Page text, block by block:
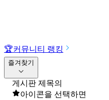
🏆커뮤니티 랭킹
즐겨찾기
게시판 제목의
아이콘을 선택하면